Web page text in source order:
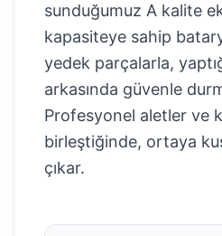
sunduğumuz A kalite
kapasiteye sahip
yedek parçalarla,
arkasında güvenle
Profesyonel aletler ve
birleştiğinde, ortaya
çıkar.